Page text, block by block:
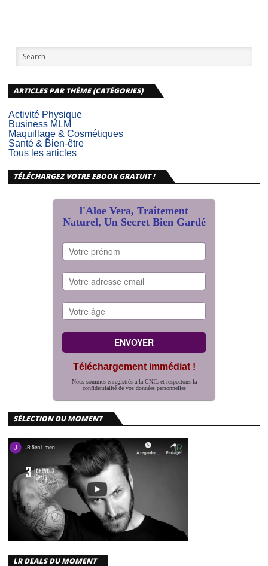
ARTICLES PAR THÈME (CATÉGORIES)
Activité Physique
Business MLM
Maquillage & Cosmétiques
Santé & Bien-être
Tous les articles
TÉLÉCHARGEZ VOTRE EBOOK GRATUIT !
l'Aloe Vera, Traitement
Naturel, Un Secret Bien Gardé
Téléchargement immédiat !
Nous sommes enregistrés à la CNIL et respectons la
confidentialité de vos données personnelles
SÉLECTION DU MOMENT
LR DEALS DU MOMENT